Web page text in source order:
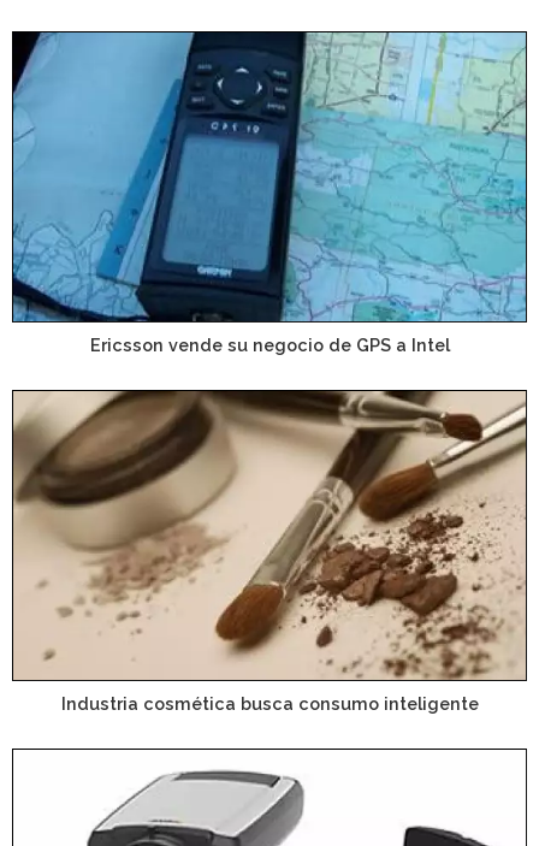
Ericsson vende su negocio de GPS a Intel
Industria cosmética busca consumo inteligente